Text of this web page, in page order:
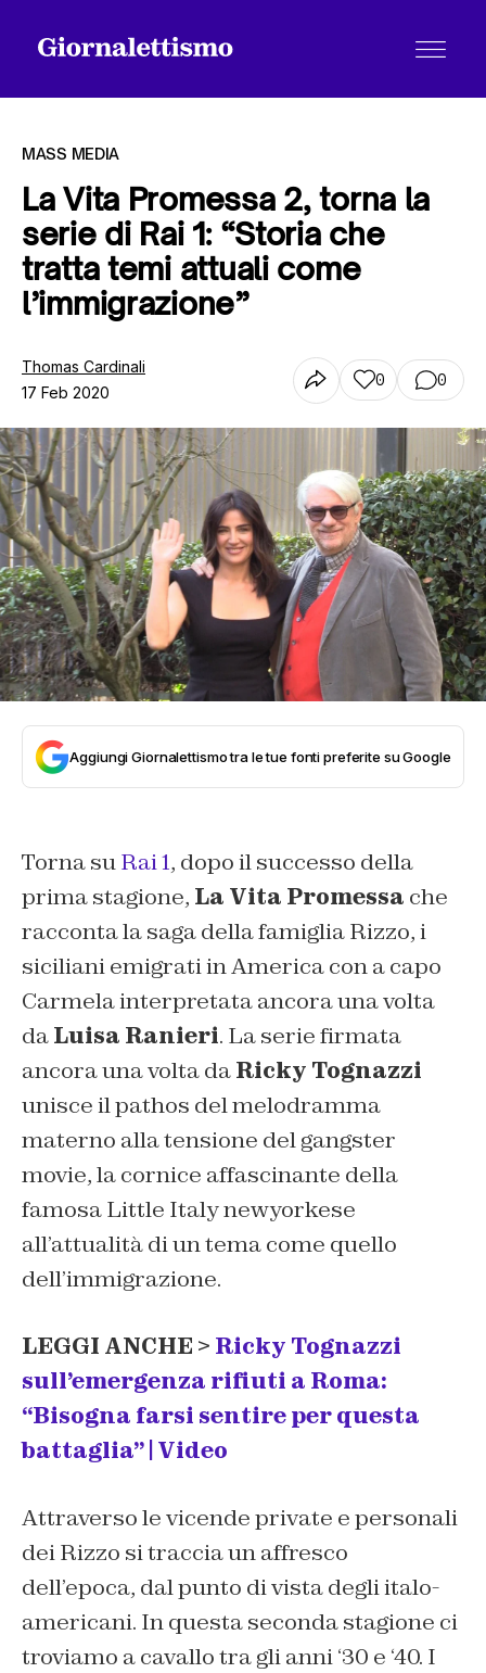
Tutti gli articoli
Chi siamo
MASS MEDIA
La Vita Promessa 2, torna la
serie di Rai 1: “Storia che
tratta temi attuali come
l’immigrazione”
Thomas Cardinali
17 Feb 2020
0 0
Aggiungi Giornalettismo tra le tue fonti preferite su Google
Torna suRai 1, dopo il successo della
prima stagione, La Vita Promessa che
racconta la saga della famiglia Rizzo, i
siciliani emigrati in America con a capo
Carmela interpretata ancora una volta
daLuisa Ranieri. La serie firmata
ancora una volta daRicky Tognazzi
unisce il pathos del melodramma
materno alla tensione del gangster
movie, la cornice affascinante della
famosa Little Italy newyorkese
all’attualità di un tema come quello
dell’immigrazione.
LEGGI ANCHE > Ricky Tognazzi
sull’emergenza rifiuti a Roma:
“Bisogna farsi sentire per questa
battaglia” | Video
Attraverso le vicende private e personali
dei Rizzo si traccia un affresco
dell’epoca, dal punto di vista degli italo-
americani. In questa seconda stagione ci
troviamo a cavallo tra gli anni ‘30 e ‘40. I